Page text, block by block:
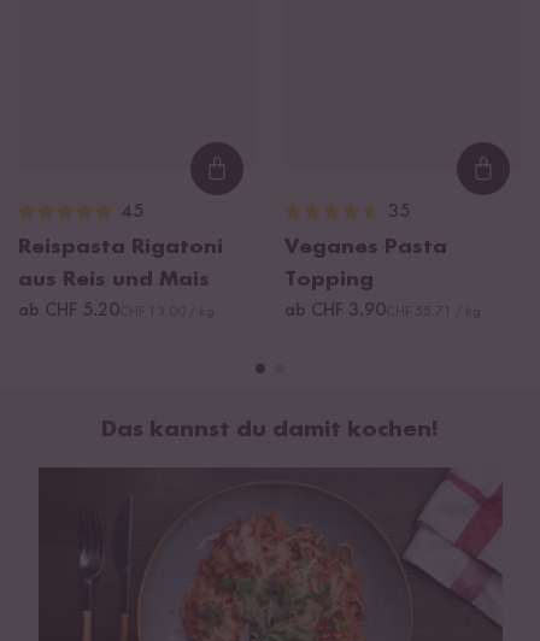
Tomaten 36%, Zwiebeln, Karotten 12%, Meersalz, Knoblauch
10%, Paprika edelsüß, Oregano, Basilikum, Rosmarin, Thymian.
Loading...
45
Reispasta Rigatoni
aus Reis und Mais
ab CHF 5.20
35
Veganes Pasta
Topping
ab CHF 3.90
Das kannst du damit kochen!